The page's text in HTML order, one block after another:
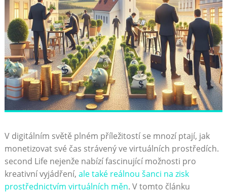
V digitálním světě plném příležitostí se mnozí ptají, jak
monetizovat své čas strávený ve virtuálních prostředích.
second Life nejenže nabízí fascinující možnosti pro
kreativní vyjádření, ale také reálnou šanci na zisk
prostřednictvím virtuálních měn. V tomto článku